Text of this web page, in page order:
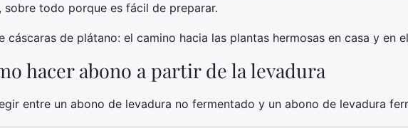
sobre todo porque es fácil de preparar.
cáscaras de plátano: el camino hacia las plantas hermosas en casa y en
hacer abono a partir de la levadura
entre un abono de levadura no fermentado y un abono de levadura